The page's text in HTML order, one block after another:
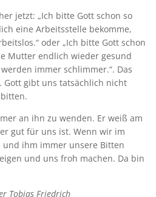
jetzt: „Ich bitte Gott schon so
eine Arbeitsstelle bekomme,
oder „Ich bitte Gott schon
Mutter endlich wieder gesund
immer schlimmer.“. Das
gibt uns tatsächlich nicht
an ihn zu wenden. Er weiß am
gut für uns ist. Wenn wir im
ihm immer unsere Bitten
und uns froh machen. Da bin
Tobias Friedrich